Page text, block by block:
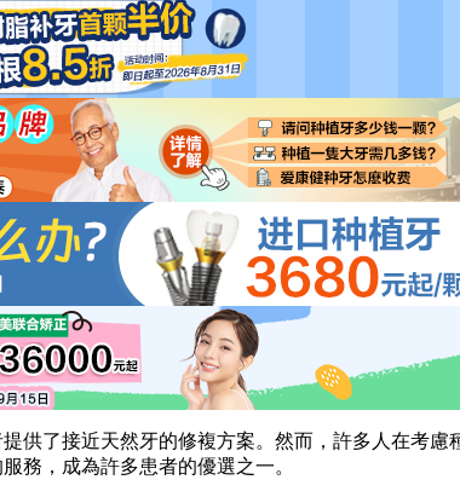
了接近天然牙的修複方案。然而，許多人在考慮
務，成為許多患者的優選之一。